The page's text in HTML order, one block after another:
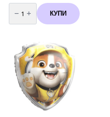
количество
за
Балони
Хром
броя/-
цвят
Просеко
33
см
КУПИ